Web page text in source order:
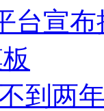
台宣
到两